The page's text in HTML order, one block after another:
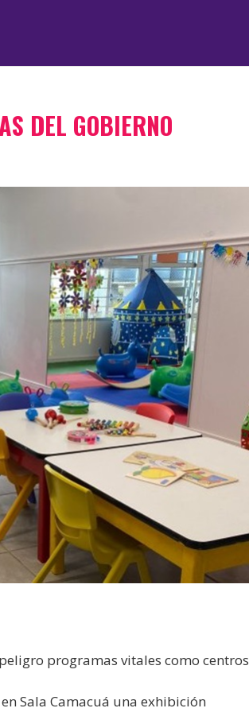
DEL GOBIERNO
programas vitales como centros
Sala Camacuá una exhibición